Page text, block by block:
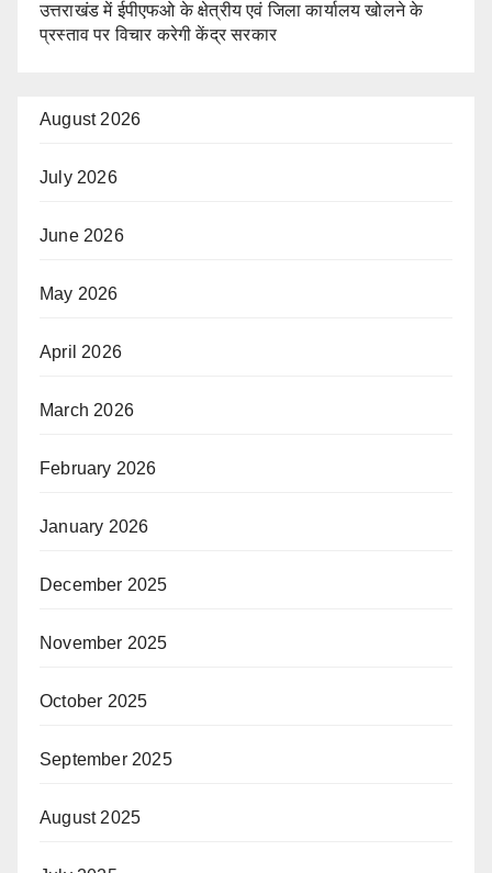
उत्तराखंड में ईपीएफओ के क्षेत्रीय एवं जिला कार्यालय खोलने के
प्रस्ताव पर विचार करेगी केंद्र सरकार
August 2026
July 2026
June 2026
May 2026
April 2026
March 2026
February 2026
January 2026
December 2025
November 2025
October 2025
September 2025
August 2025